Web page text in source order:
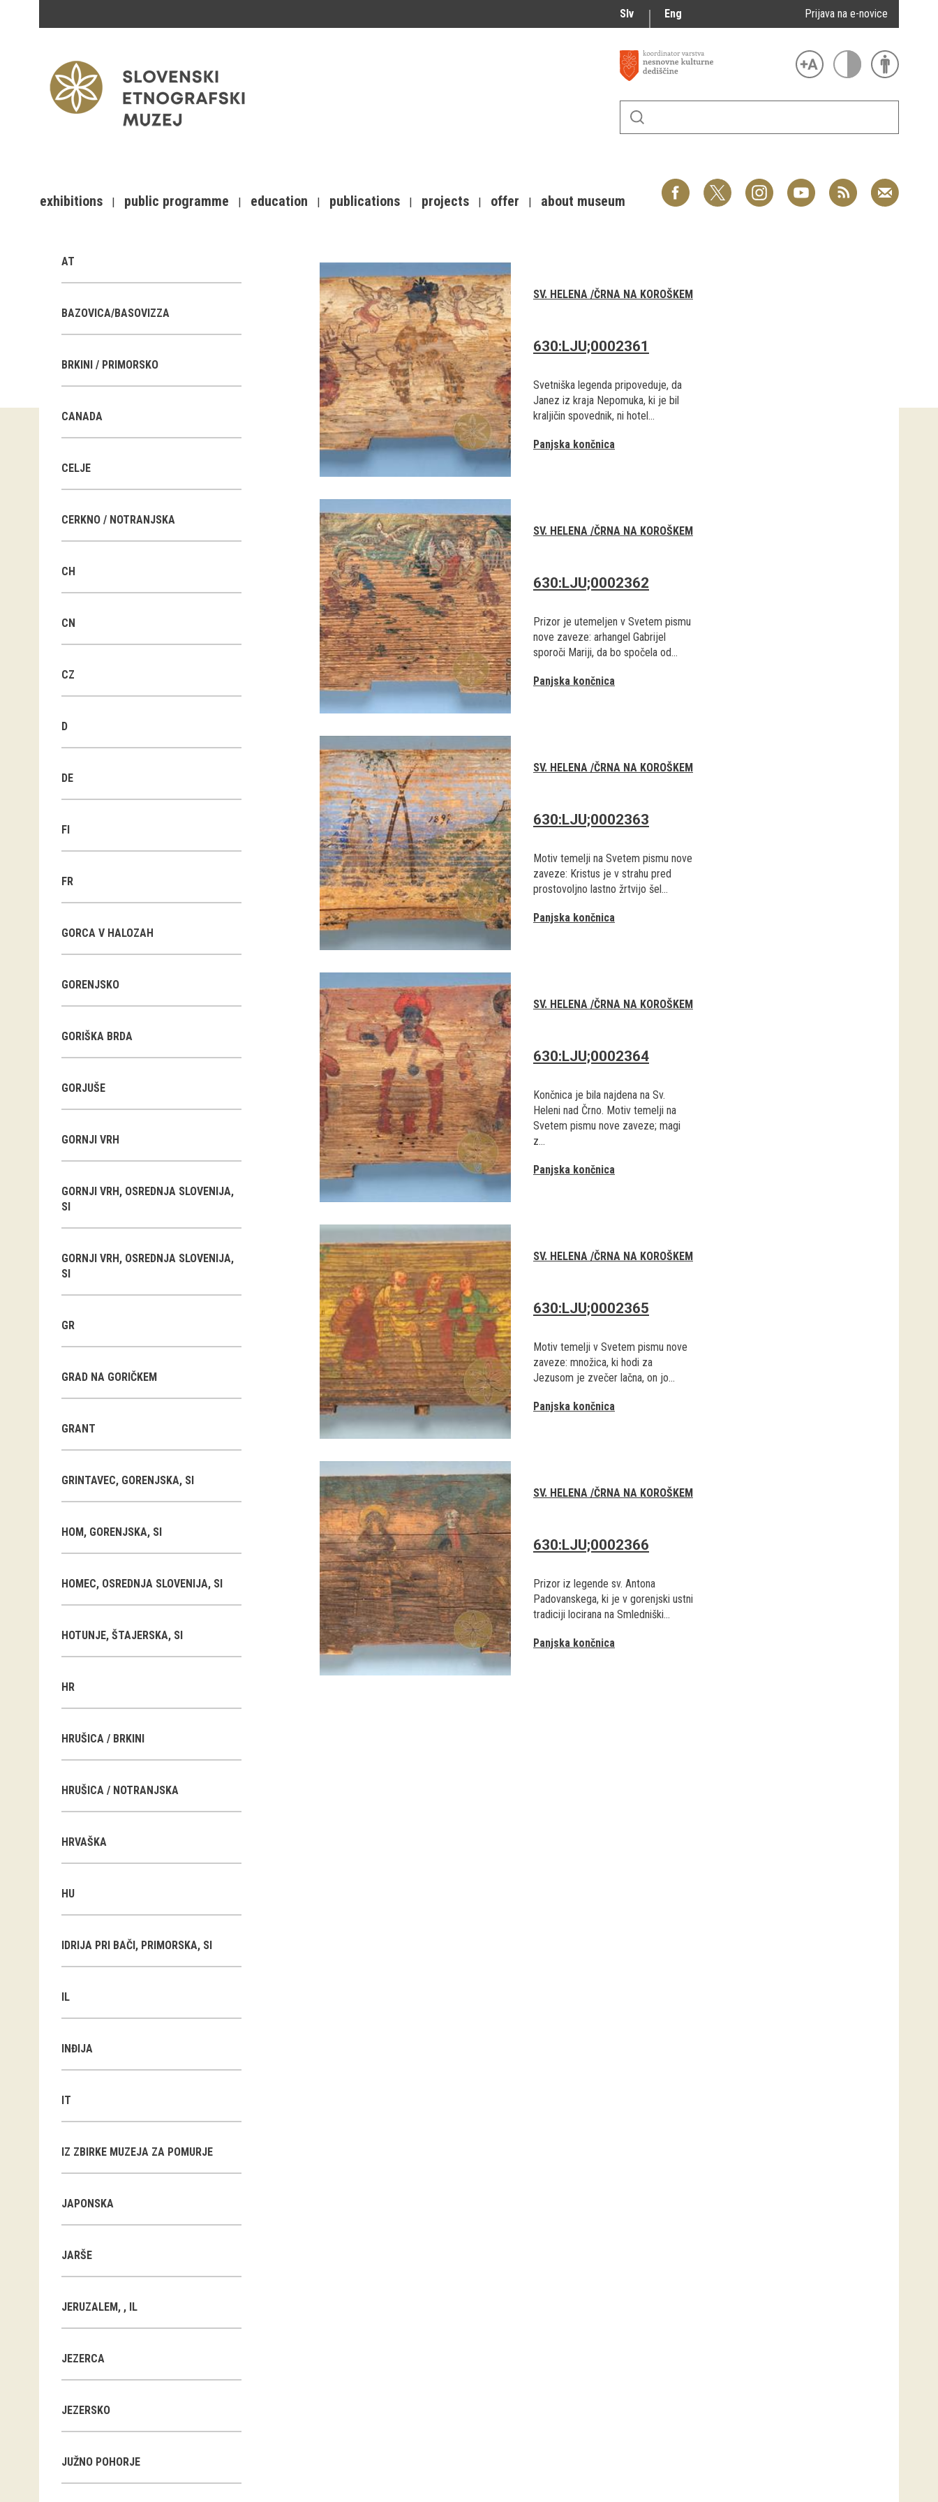
Slv Eng Prijava na e-novice
exhibitions public programme education publications projects offer about museum
AT
BAZOVICA/BASOVIZZA
BRKINI / PRIMORSKO
CANADA
CELJE
CERKNO / NOTRANJSKA
CH
CN
CZ
D
DE
FI
FR
GORCA V HALOZAH
GORENJSKO
GORIŠKA BRDA
GORJUŠE
GORNJI VRH
GORNJI VRH, OSREDNJA SLOVENIJA,
SI
GORNJI VRH, OSREDNJA SLOVENIJA,
SI
GR
GRAD NA GORIČKEM
GRANT
GRINTAVEC, GORENJSKA, SI
HOM, GORENJSKA, SI
HOMEC, OSREDNJA SLOVENIJA, SI
HOTUNJE, ŠTAJERSKA, SI
HR
HRUŠICA / BRKINI
HRUŠICA / NOTRANJSKA
HRVAŠKA
HU
IDRIJA PRI BAČI, PRIMORSKA, SI
IL
INĐIJA
IT
IZ ZBIRKE MUZEJA ZA POMURJE
JAPONSKA
JARŠE
JERUZALEM, , IL
JEZERCA
JEZERSKO
JUŽNO POHORJE
SV. HELENA /ČRNA NA KOROŠKEM
630:LJU;0002361
Svetniška legenda pripoveduje, da
Janez iz kraja Nepomuka, ki je bil
kraljičin spovednik, ni hotel...
Panjska končnica
SV. HELENA /ČRNA NA KOROŠKEM
630:LJU;0002362
Prizor je utemeljen v Svetem pismu
nove zaveze: arhangel Gabrijel
sporoči Mariji, da bo spočela od...
Panjska končnica
SV. HELENA /ČRNA NA KOROŠKEM
630:LJU;0002363
Motiv temelji na Svetem pismu nove
zaveze: Kristus je v strahu pred
prostovoljno lastno žrtvijo šel...
Panjska končnica
SV. HELENA /ČRNA NA KOROŠKEM
630:LJU;0002364
Končnica je bila najdena na Sv.
Heleni nad Črno. Motiv temelji na
Svetem pismu nove zaveze; magi
z...
Panjska končnica
SV. HELENA /ČRNA NA KOROŠKEM
630:LJU;0002365
Motiv temelji v Svetem pismu nove
zaveze: množica, ki hodi za
Jezusom je zvečer lačna, on jo...
Panjska končnica
SV. HELENA /ČRNA NA KOROŠKEM
630:LJU;0002366
Prizor iz legende sv. Antona
Padovanskega, ki je v gorenjski ustni
tradiciji locirana na Smledniški...
Panjska končnica